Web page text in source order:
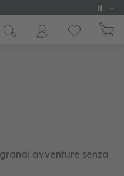
Lingua
it
avventure senza